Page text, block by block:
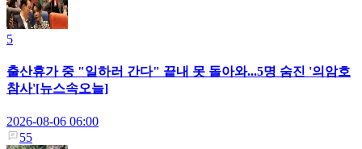
5
출산휴가 중 "일하러 간다" 끝내 못 돌아와...5명 숨진 '의암호
참사'[뉴스속오늘]
2026-08-06 06:00
55